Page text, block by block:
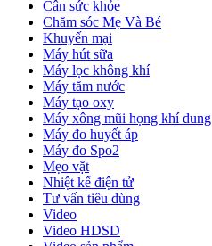
Cân sức khỏe
Chăm sóc Mẹ Và Bé
Khuyến mại
Máy hút sữa
Máy lọc không khí
Máy tăm nước
Máy tạo oxy
Máy xông mũi họng khí dung
Máy đo huyết áp
Máy đo Spo2
Mẹo vặt
Nhiệt kế điện tử
Tư vấn tiêu dùng
Video
Video HDSD